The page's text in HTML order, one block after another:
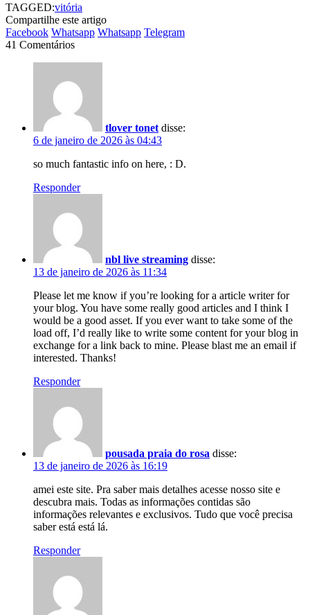
TAGGED:vitória
Compartilhe este artigo
Facebook Whatsapp Whatsapp Telegram
41 Comentários
tlover tonet disse:
6 de janeiro de 2026 às 04:43
so much fantastic info on here, : D.
Responder
nbl live streaming disse:
13 de janeiro de 2026 às 11:34
Please let me know if you’re looking for a article writer for
your blog. You have some really good articles and I think I
would be a good asset. If you ever want to take some of the
load off, I’d really like to write some content for your blog in
exchange for a link back to mine. Please blast me an email if
interested. Thanks!
Responder
pousada praia do rosa disse:
13 de janeiro de 2026 às 16:19
amei este site. Pra saber mais detalhes acesse nosso site e
descubra mais. Todas as informações contidas são
informações relevantes e exclusivos. Tudo que você precisa
saber está está lá.
Responder